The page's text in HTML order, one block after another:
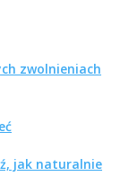
zwolnieniach
jak naturalnie